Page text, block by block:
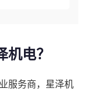
电？
服务商，星泽机